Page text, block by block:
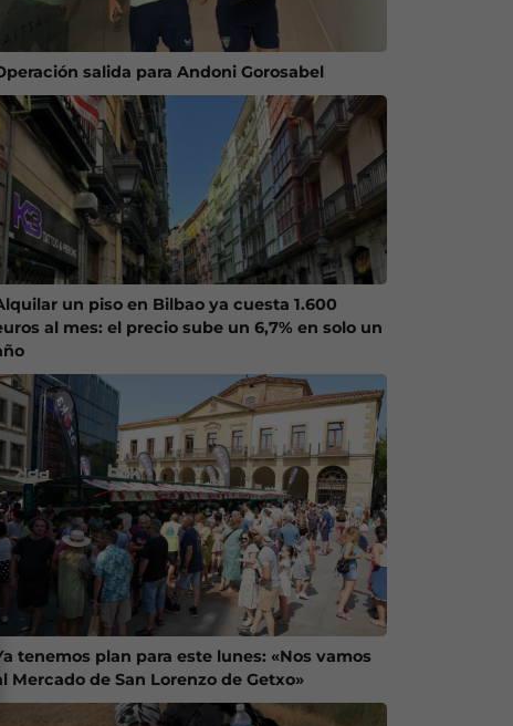
salida para Andoni Gorosabel
un piso en Bilbao ya cuesta 1.600
al mes: el precio sube un 6,7% en solo un
tenemos plan para este lunes: «Nos vamos
Mercado de San Lorenzo de Getxo»